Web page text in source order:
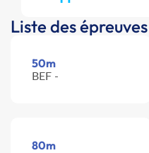
Liste des épreuves
50m
BEF -
80m